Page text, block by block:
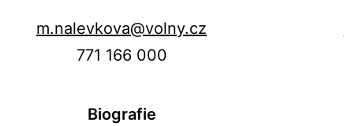
m.nalevkova@volny.cz
771 166 000
Biografie